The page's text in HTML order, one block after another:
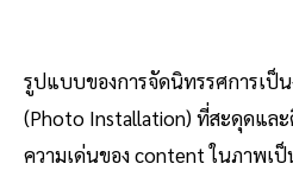
รูปแบบของการจัดนิทรรศการเป็
(Photo Installation) ที่สะดุดและ
ความเด่นของ content ในภาพเ